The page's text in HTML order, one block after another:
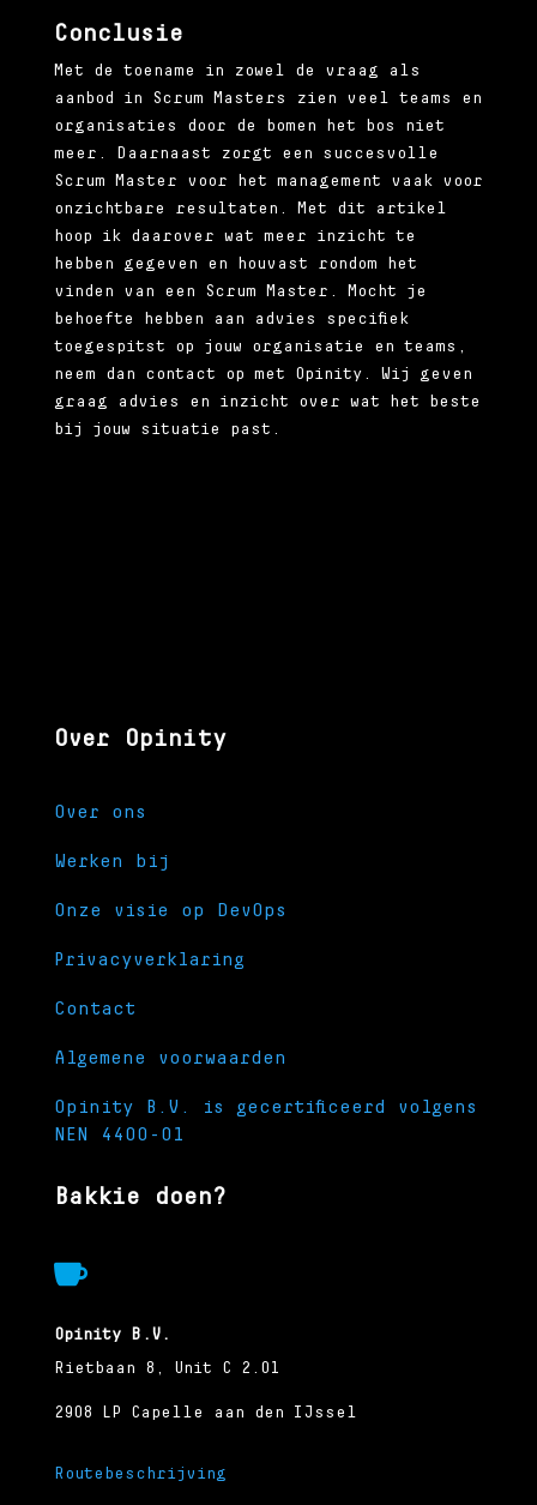
Conclusie
Met de toename in zowel de vraag als
aanbod in Scrum Masters zien veel teams en
organisaties door de bomen het bos niet
meer. Daarnaast zorgt een succesvolle
Scrum Master voor het management vaak voor
onzichtbare resultaten. Met dit artikel
hoop ik daarover wat meer inzicht te
hebben gegeven en houvast rondom het
vinden van een Scrum Master. Mocht je
behoefte hebben aan advies specifiek
toegespitst op jouw organisatie en teams,
neem dan contact op met Opinity. Wij geven
graag advies en inzicht over wat het beste
bij jouw situatie past.
Over Opinity
Over ons
Werken bij
Onze visie op DevOps
Privacyverklaring
Contact
Algemene voorwaarden
Opinity B.V. is gecertificeerd volgens
NEN 4400-01
Bakkie doen?

Opinity B.V.
Rietbaan 8, Unit C 2.01
2908 LP Capelle aan den IJssel
Routebeschrijving